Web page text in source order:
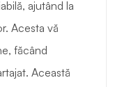
ajutând la
Acesta vă
făcând
Această